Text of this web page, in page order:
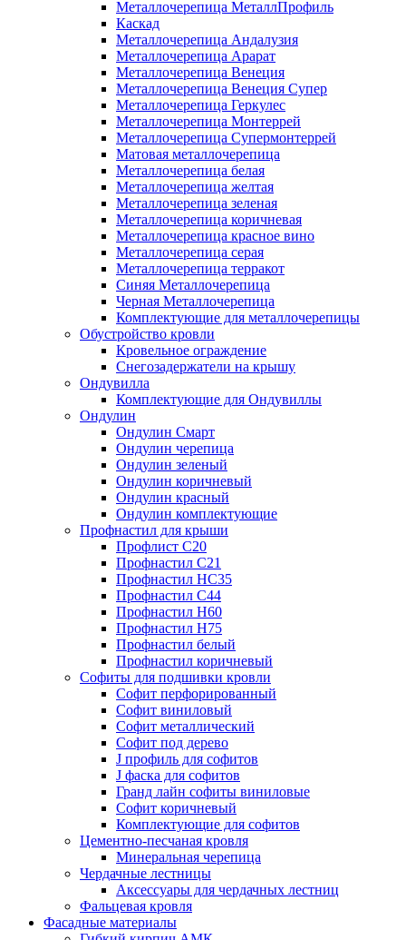
Металлочерепица МеталлПрофиль
Каскад
Металлочерепица Андалузия
Металлочерепица Арарат
Металлочерепица Венеция
Металлочерепица Венеция Супер
Металлочерепица Геркулес
Металлочерепица Монтеррей
Металлочерепица Супермонтеррей
Матовая металлочерепица
Металлочерепица белая
Металлочерепица желтая
Металлочерепица зеленая
Металлочерепица коричневая
Металлочерепица красное вино
Металлочерепица серая
Металлочерепица терракот
Синяя Металлочерепица
Черная Металлочерепица
Комплектующие для металлочерепицы
Обустройство кровли
Кровельное ограждение
Снегозадержатели на крышу
Ондувилла
Комплектующие для Ондувиллы
Ондулин
Ондулин Смарт
Ондулин черепица
Ондулин зеленый
Ондулин коричневый
Ондулин красный
Ондулин комплектующие
Профнастил для крыши
Профлист С20
Профнастил С21
Профнастил НС35
Профнастил С44
Профнастил Н60
Профнастил Н75
Профнастил белый
Профнастил коричневый
Софиты для подшивки кровли
Cофит перфорированный
Софит виниловый
Софит металлический
Софит под дерево
J профиль для софитов
J фаска для софитов
Гранд лайн софиты виниловые
Софит коричневый
Комплектующие для софитов
Цементно-песчаная кровля
Минеральная черепица
Чердачные лестницы
Аксессуары для чердачных лестниц
Фальцевая кровля
Фасадные материалы